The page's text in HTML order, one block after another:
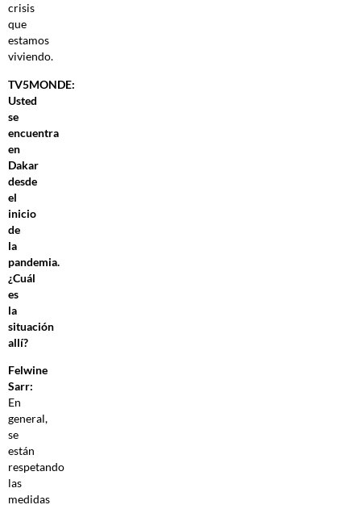
crisis
que
estamos
viviendo.
TV5MONDE:
Usted
se
encuentra
en
Dakar
desde
el
inicio
de
la
pandemia.
¿Cuál
es
la
situación
allí?
Felwine
Sarr:
En
general,
se
están
respetando
las
medidas